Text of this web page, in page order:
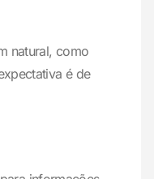
natural, como
é de